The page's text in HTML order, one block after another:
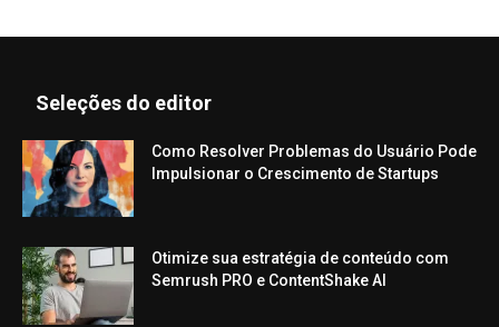
Seleções do editor
Como Resolver Problemas do Usuário Pode
Impulsionar o Crescimento de Startups
Otimize sua estratégia de conteúdo com
Semrush PRO e ContentShake AI